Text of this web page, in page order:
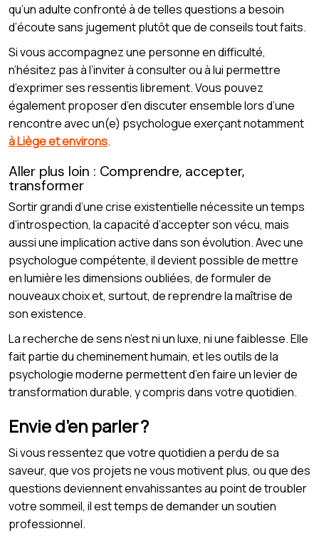
qu’un adulte confronté à de telles questions a besoin
d’écoute sans jugement plutôt que de conseils tout faits.
Si vous accompagnez une personne en difficulté,
n’hésitez pas à l’inviter à consulter ou à lui permettre
d’exprimer ses ressentis librement. Vous pouvez
également proposer d’en discuter ensemble lors d’une
rencontre avec un(e) psychologue exerçant notamment
à Liège et environs.
Aller plus loin : Comprendre, accepter,
transformer
Sortir grandi d’une crise existentielle nécessite un temps
d’introspection, la capacité d’accepter son vécu, mais
aussi une implication active dans son évolution. Avec une
psychologue compétente, il devient possible de mettre
en lumière les dimensions oubliées, de formuler de
nouveaux choix et, surtout, de reprendre la maîtrise de
son existence.
La recherche de sens n’est ni un luxe, ni une faiblesse. Elle
fait partie du cheminement humain, et les outils de la
psychologie moderne permettent d’en faire un levier de
transformation durable, y compris dans votre quotidien.
Envie d’en parler ?
Si vous ressentez que votre quotidien a perdu de sa
saveur, que vos projets ne vous motivent plus, ou que des
questions deviennent envahissantes au point de troubler
votre sommeil, il est temps de demander un soutien
professionnel.